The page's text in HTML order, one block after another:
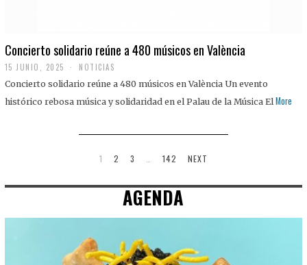
Concierto solidario reúne a 480 músicos en València
15 JUNIO, 2025 NOTICIAS
Concierto solidario reúne a 480 músicos en València Un evento
histórico rebosa música y solidaridad en el Palau de la Música El More
1 2 3 142 NEXT
AGENDA